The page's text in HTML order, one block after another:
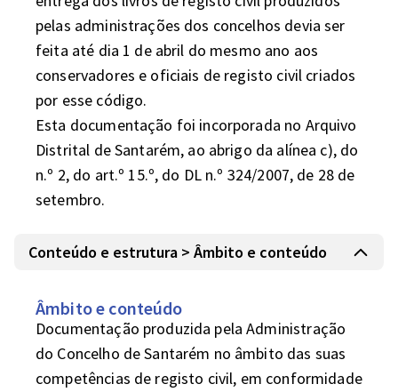
pelas administrações dos concelhos devia ser
feita até dia 1 de abril do mesmo ano aos
conservadores e oficiais de registo civil criados
por esse código.
Esta documentação foi incorporada no Arquivo
Distrital de Santarém, ao abrigo da alínea c), do
n.º 2, do art.º 15.º, do DL n.º 324/2007, de 28 de
setembro.
Conteúdo e estrutura > Âmbito e conteúdo
Âmbito e conteúdo
Documentação produzida pela Administração
do Concelho de Santarém no âmbito das suas
competências de registo civil, em conformidade